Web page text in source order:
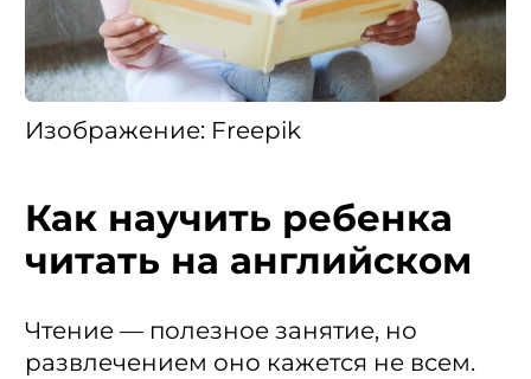
Изображение: Freepik
Как научить ребенка
читать на английском
Чтение — полезное занятие, но
развлечением оно кажется не всем.